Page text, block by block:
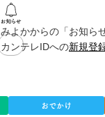
みよかからの「お知ら
カンテレIDへの新規登
おでかけ